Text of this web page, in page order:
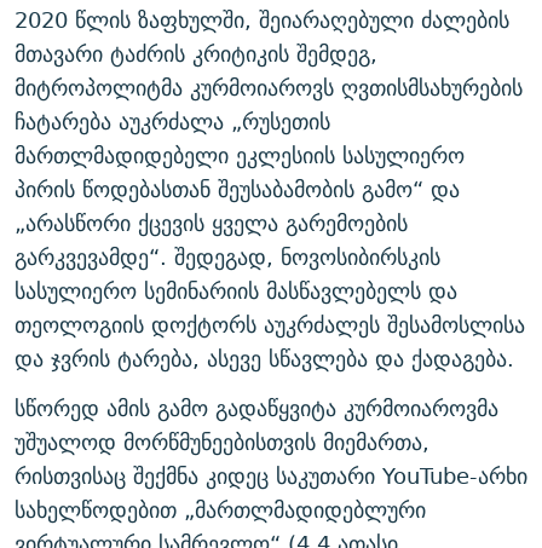
2020 წლის ზაფხულში, შეიარაღებული ძალების
მთავარი ტაძრის კრიტიკის შემდეგ,
მიტროპოლიტმა კურმოიაროვს ღვთისმსახურების
ჩატარება აუკრძალა „რუსეთის
მართლმადიდებელი ეკლესიის სასულიერო
პირის წოდებასთან შეუსაბამობის გამო“ და
„არასწორი ქცევის ყველა გარემოების
გარკვევამდე“. შედეგად, ნოვოსიბირსკის
სასულიერო სემინარიის მასწავლებელს და
თეოლოგიის დოქტორს აუკრძალეს შესამოსლისა
და ჯვრის ტარება, ასევე სწავლება და ქადაგება.
სწორედ ამის გამო გადაწყვიტა კურმოიაროვმა
უშუალოდ მორწმუნეებისთვის მიემართა,
რისთვისაც შექმნა კიდეც საკუთარი YouTube-არხი
სახელწოდებით „მართლმადიდებლური